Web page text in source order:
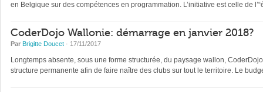
en Belgique sur des compétences en programmation. L’initiative est celle de
CoderDojo Wallonie: démarrage en janvier 2018?
Par Brigitte Doucet · 17/11/2017
Longtemps absente, sous une forme structurée, du paysage wallon,
structure permanente afin de faire naître des clubs sur tout le territoire. Le